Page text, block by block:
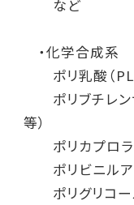
など
・化学合成系
ポリ乳酸（
ポリブチレンサ
等）
ポリカプロラ
ポリビニルア
ポリグリコー